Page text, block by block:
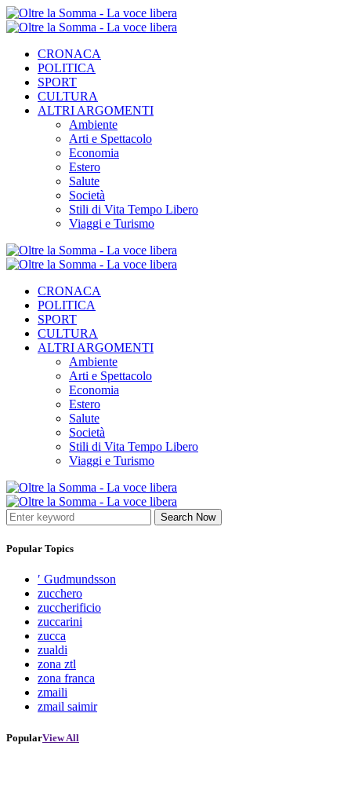
CRONACA
POLITICA
SPORT
CULTURA
ALTRI ARGOMENTI
Ambiente
Arti e Spettacolo
Economia
Estero
Salute
Società
Stili di Vita Tempo Libero
Viaggi e Turismo
CRONACA
POLITICA
SPORT
CULTURA
ALTRI ARGOMENTI
Ambiente
Arti e Spettacolo
Economia
Estero
Salute
Società
Stili di Vita Tempo Libero
Viaggi e Turismo
Search Now
Popular Topics
′ Gudmundsson
zucchero
zuccherificio
zuccarini
zucca
zualdi
zona ztl
zona franca
zmaili
zmail saimir
PopularView All